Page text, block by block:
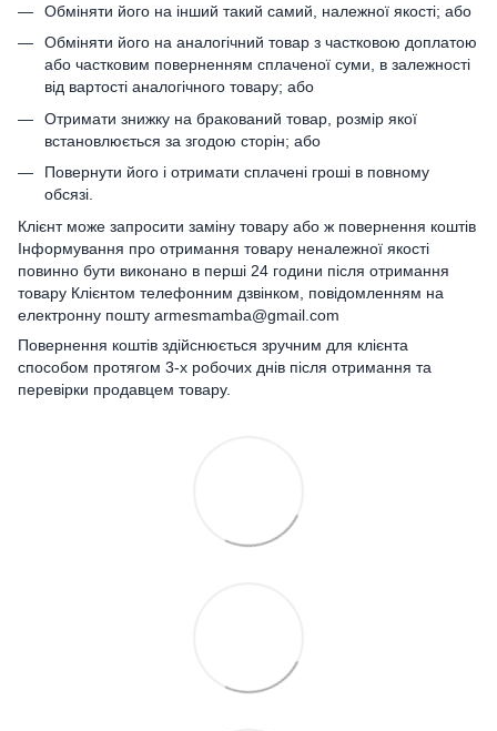
Обміняти його на інший такий самий, належної якості; або
Обміняти його на аналогічний товар з частковою доплатою
або частковим поверненням сплаченої суми, в залежності
від вартості аналогічного товару; або
Отримати знижку на бракований товар, розмір якої
встановлюється за згодою сторін; або
Повернути його і отримати сплачені гроші в повному
обсязі.
Клієнт може запросити заміну товару або ж повернення коштів
Інформування про отримання товару неналежної якості
повинно бути виконано в перші 24 години після отримання
товару Клієнтом телефонним дзвінком, повідомленням на
електронну пошту armesmamba@gmail.com
Повернення коштів здійснюється зручним для клієнта
способом протягом 3-х робочих днів після отримання та
перевірки продавцем товару.